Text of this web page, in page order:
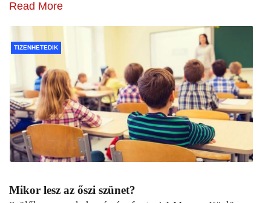
Read More
TIZENHETEDIK
Mikor lesz az őszi szünet?